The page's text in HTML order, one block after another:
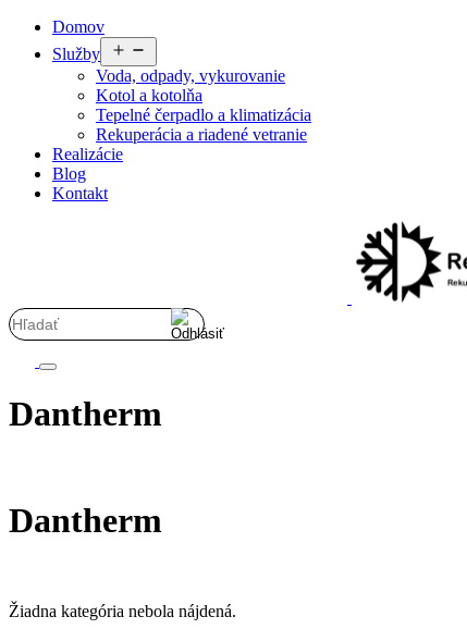
PreskočiťDomov
Služby
menu
Voda, odpady, vykurovanie
Kotol a kotolňa
Tepelné čerpadlo a klimatizácia
Rekuperácia a riadené vetranie
Realizácie
Blog
Kontakt
Dantherm
Dantherm
Žiadna kategória nebola nájdená.